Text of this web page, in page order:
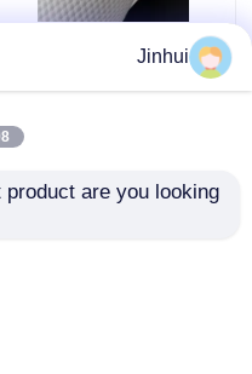
1سمك.2 ملم من الجلدJinhui
product are you looking